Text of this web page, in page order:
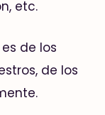
etc.
es de los
de los